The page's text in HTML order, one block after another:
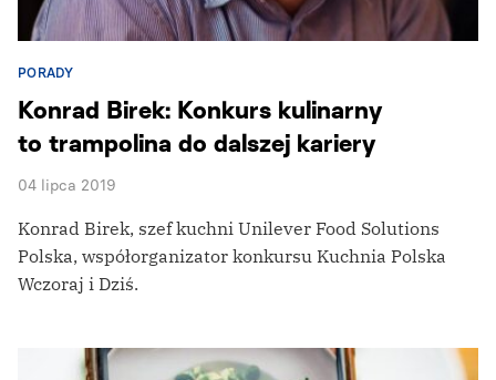
PORADY
Konrad Birek: Konkurs kulinarny
to trampolina do dalszej kariery
04 lipca 2019
Konrad Birek, szef kuchni Unilever Food Solutions
Polska, współorganizator konkursu Kuchnia Polska
Wczoraj i Dziś.